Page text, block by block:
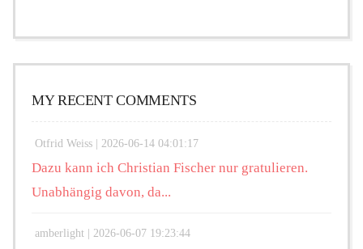
MY RECENT COMMENTS
Otfrid Weiss | 2026-06-14 04:01:17
Dazu kann ich Christian Fischer nur gratulieren.
Unabhängig davon, da...
amberlight | 2026-06-07 19:23:44